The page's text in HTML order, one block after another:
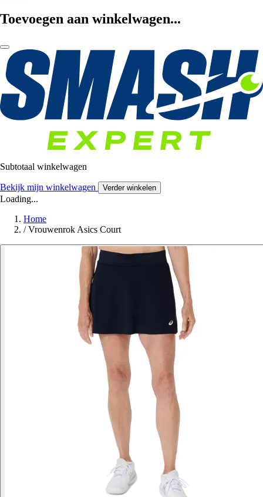
Toevoegen aan winkelwagen...
Subtotaal winkelwagen
Bekijk mijn winkelwagen Verder winkelen
Loading...
Home
/ Vrouwenrok Asics Court